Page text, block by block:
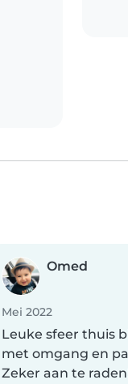
Omed
Mei 2022
Leuke sfeer thuis
met omgang en
Zeker aan te